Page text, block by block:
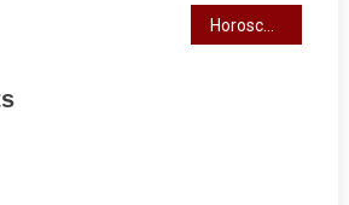
Horoscope : आज का राशिफल, जानें कैसा रहेगा आपका दिन